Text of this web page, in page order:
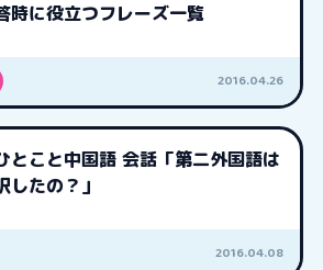
時に役立つフレーズ一覧
2016.04.26
とこと中国語 会話「第二外国語は
したの？」
2016.04.08